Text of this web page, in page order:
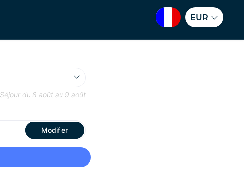
EUR
Séjour du 8 août au 9 août
Modifier